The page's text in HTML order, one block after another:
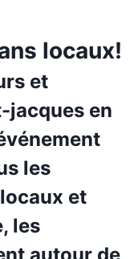
locaux!
et
jacques en
les
et
les